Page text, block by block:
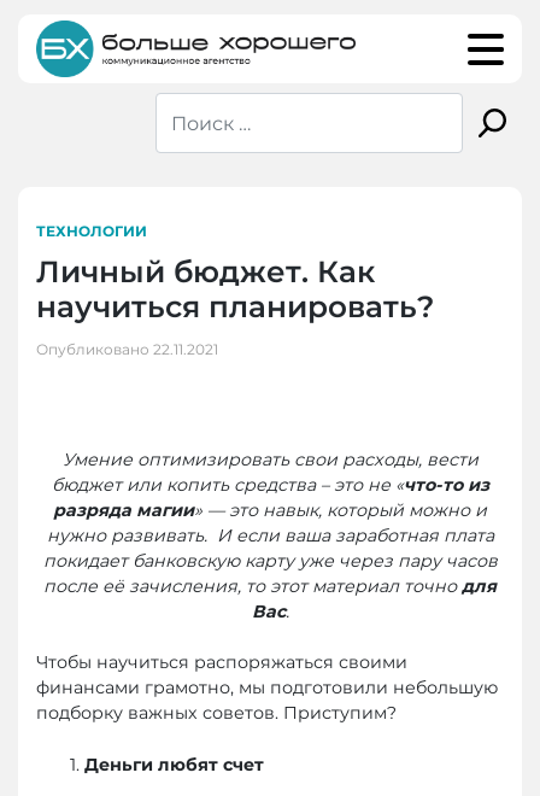
content
ТЕХНОЛОГИИ
Личный бюджет. Как
научиться планировать?
Опубликовано 22.11.2021
Умение оптимизировать свои расходы, вести
бюджет или копить средства – это не «что-то из
разряда магии» — это навык, который можно и
нужно развивать. И если ваша заработная плата
покидает банковскую карту уже через пару часов
после её зачисления, то этот материал точнодля
Вас.
Чтобы научиться распоряжаться своими
финансами грамотно, мы подготовили небольшую
подборку важных советов. Приступим?
Деньги любят счет